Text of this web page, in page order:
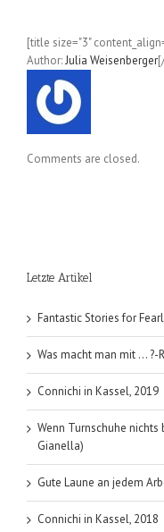
[title size="3"
Author:Julia Weisenberger
Comments are closed.
Letzte Artikel
Fantastic Stories for
Was macht man mit … ?-
Connichi in Kassel, 2019
Wenn Turnschuhe
Gianella)
Gute Laune an jedem
Connichi in Kassel, 2018